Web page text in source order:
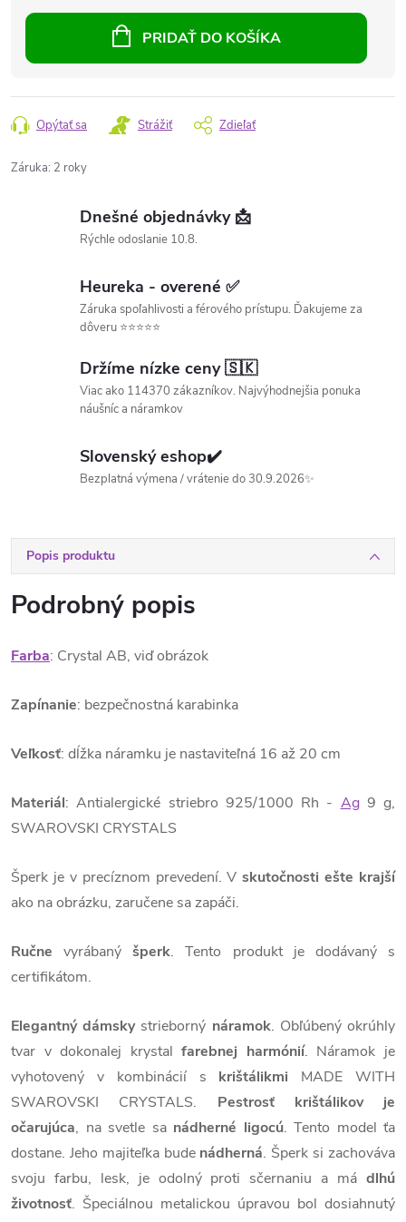
PRIDAŤ DO KOŠÍKA
Opýtať sa Strážiť Zdieľať
Záruka: 2 roky
Dnešné objednávky 📩
Rýchle odoslanie 10.8.
Heureka - overené ✅
Záruka spoľahlivosti a férového prístupu. Ďakujeme za
dôveru ⭐⭐⭐⭐⭐
Držíme nízke ceny 🇸🇰
Viac ako 114370 zákazníkov. Najvýhodnejšia ponuka
náušníc a náramkov
Slovenský eshop✔️
Bezplatná výmena / vrátenie do 30.9.2026✨
Popis produktu
Podrobný popis
Farba: Crystal AB, viď obrázok
Zapínanie: bezpečnostná karabinka
Veľkosť: dĺžka náramku je nastaviteľná 16 až 20 cm
Materiál: Antialergické striebro 925/1000 Rh - Ag9 g,
SWAROVSKI CRYSTALS
Šperk je v precíznom prevedení. Vskutočnosti ešte krajší
ako na obrázku, zaručene sa zapáči.
Ručne vyrábanýšperk. Tento produkt je dodávaný s
certifikátom.
Elegantný dámskystrieborný náramok. Obľúbený okrúhly
tvar v dokonalej krystalfarebnej harmónií. Náramok je
vyhotovený v kombinácií s krištálikmi MADE WITH
SWAROVSKI CRYSTALS. Pestrosť krištálikov je
očarujúca, na svetle sa nádherné ligocú. Tento model ťa
dostane. Jeho majiteľka bude nádherná. Šperk si zachováva
svoju farbu, lesk, je odolný proti sčernaniu a má dlhú
životnosť. Špeciálnou metalickou úpravou bol dosiahnutý